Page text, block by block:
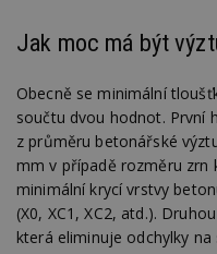
Jak moc má být
Obecně se minimální
součtu dvou hodnot. První
z průměru betonářské
mm v případě rozměru zrn
minimální krycí vrstvy
(X0, XC1, XC2, atd.).
která eliminuje odchylky